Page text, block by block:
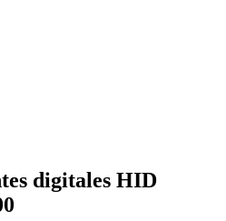
digitales HID